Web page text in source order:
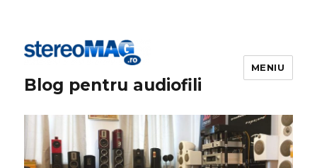
Blog pentru audiofili
MENIU